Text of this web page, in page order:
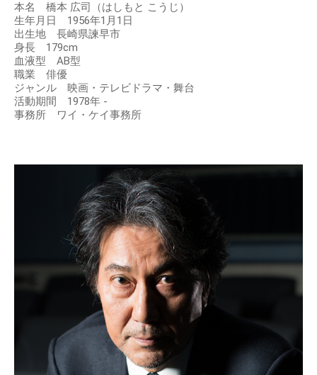
本名 橋本 広司（はしもと こうじ）
生年月日 1956年1月1日
出生地 長崎県諫早市
身長 179cm
血液型 AB型
職業 俳優
ジャンル 映画・テレビドラマ・舞台
活動期間 1978年 -
事務所 ワイ・ケイ事務所